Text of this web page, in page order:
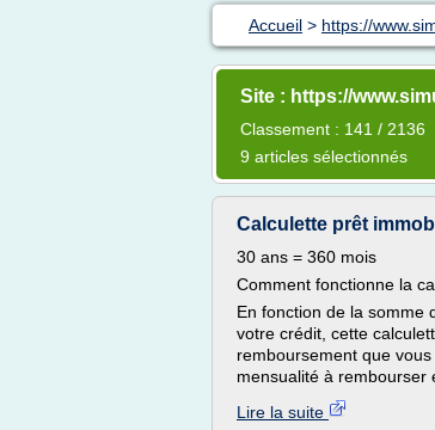
Accueil > https://
Site : https://
Classement : 141 / 2136
9 articles sélectionnés
Calculette prêt
30 ans = 360 mois
Comment fonctionne la
En fonction de la somme
votre crédit, cette
remboursement que
mensualité à rembourser
Lire la suite